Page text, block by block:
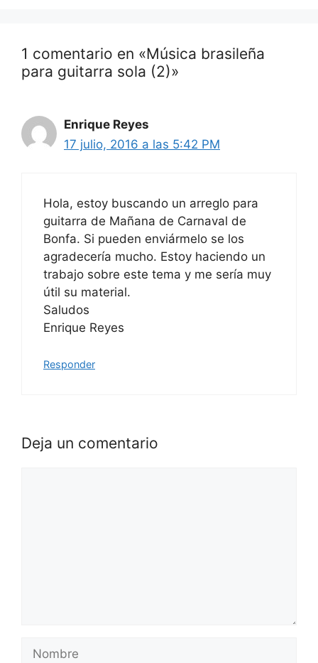
1 comentario en «Música brasileña
para guitarra sola (2)»
Enrique Reyes
17 julio, 2016 a las 5:42 PM
Hola, estoy buscando un arreglo para
guitarra de Mañana de Carnaval de
Bonfa. Si pueden enviármelo se los
agradecería mucho. Estoy haciendo un
trabajo sobre este tema y me sería muy
útil su material.
Saludos
Enrique Reyes
Responder
Deja un comentario
Nombre